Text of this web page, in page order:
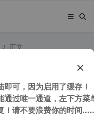
正文
站优化插件
版 【更新到
可，因为启用了缓存！
过唯一通道，左下方菜
！请不要浪费你的时间